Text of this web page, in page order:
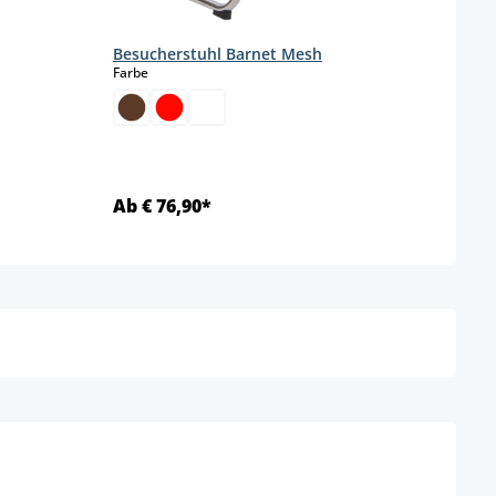
Besucherstuhl Barnet Mesh
Farbeauswählen
Ab € 76,90*